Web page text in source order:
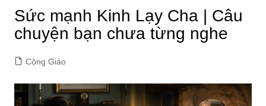
Sức mạnh Kinh Lạy Cha | Câu
chuyện bạn chưa từng nghe
Công Giáo